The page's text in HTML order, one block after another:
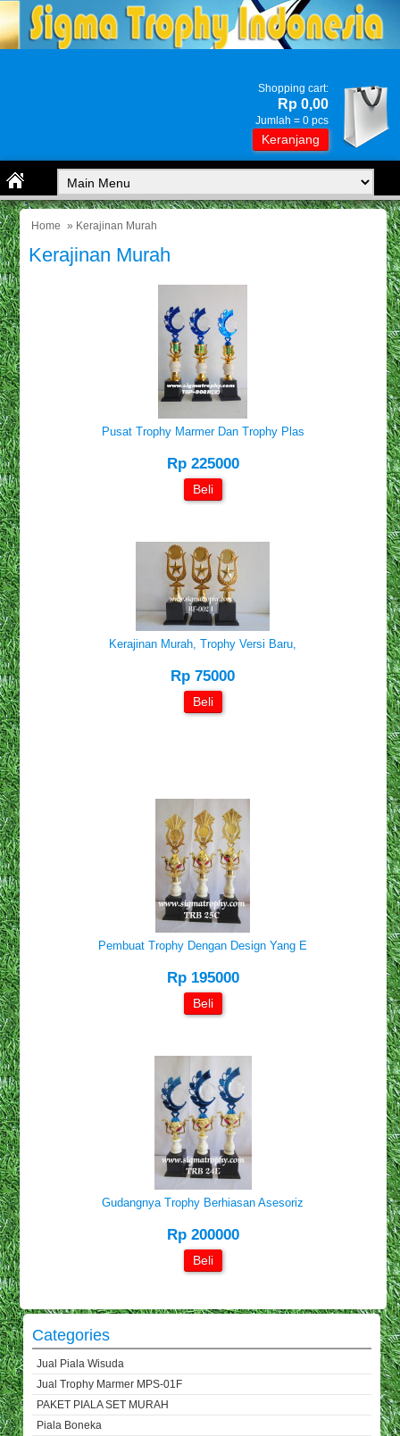
Shopping cart:
Rp 0,00
Jumlah = 0 pcs
Keranjang
Home » Kerajinan Murah
Kerajinan Murah
Pusat Trophy Marmer Dan Trophy Plas
Rp 225000
Beli
Kerajinan Murah, Trophy Versi Baru,
Rp 75000
Beli
Pembuat Trophy Dengan Design Yang E
Rp 195000
Beli
Gudangnya Trophy Berhiasan Asesoriz
Rp 200000
Beli
Categories
Jual Piala Wisuda
Jual Trophy Marmer MPS-01F
PAKET PIALA SET MURAH
Piala Boneka